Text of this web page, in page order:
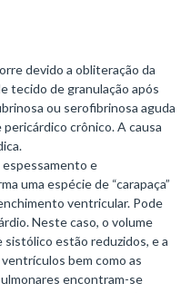
devido a obliteração da
tecido de granulação após
ou serofibrinosa aguda
crônico. A causa
e
uma espécie de “carapaça”
ventricular. Pode
Neste caso, o volume
estão reduzidos, e a
bem como as
encontram-se